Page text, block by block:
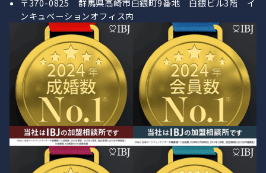
〒370-0825 群馬県高崎市白銀町9番地 白銀ビル3階 イ
ンキュベーションオフィス内